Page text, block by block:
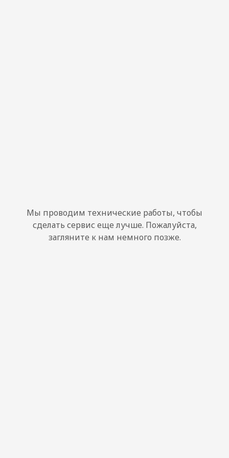
Мы проводим технические работы, чтобы
сделать сервис еще лучше. Пожалуйста,
загляните к нам немного позже.